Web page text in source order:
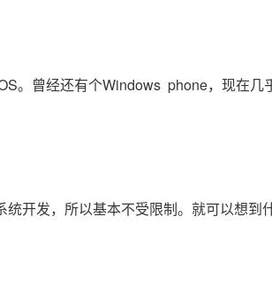
。曾经还有个Windows phone，现在
开发，所以基本不受限制。就可以想